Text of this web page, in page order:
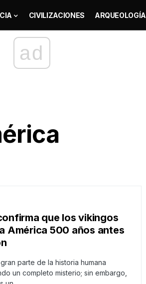
CIVILIZACIONES ARQUEOLOGÍA
ad
que los vikingos
América 500 años antes
parte de la historia humana
un completo misterio; sin embargo,